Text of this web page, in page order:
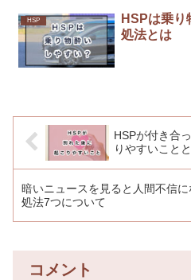
HSP
HSPは乗り
処法とは
HSPが付き合
りやすいこと
暗いニュースを見ると人間不信
処法7つについて
コメント